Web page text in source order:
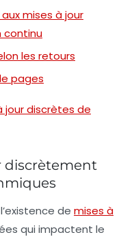
mises à jour
continu
les retours
pages
jour discrètes de
discrètement
de mises à
qui impactent le